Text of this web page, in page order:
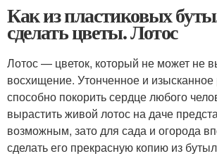
Как из пластиковых
сделать цветы. Лотос
Лотос — цветок, который не может не
восхищение. Утонченное и изысканное
способно покорить сердце любого
вырастить живой лотос на даче
возможным, зато для сада и огорода
сделать его прекрасную копию из